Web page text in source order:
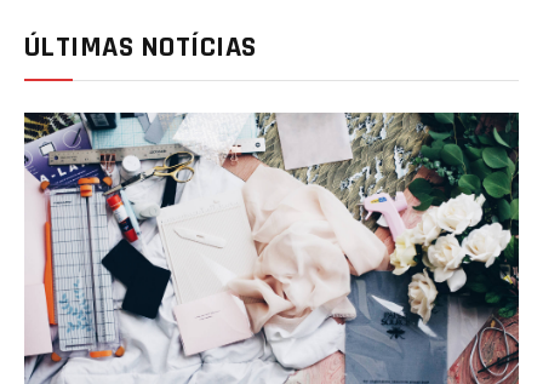
ÚLTIMAS NOTÍCIAS